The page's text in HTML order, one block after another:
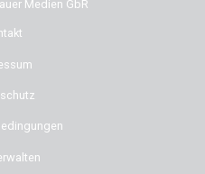
Medien GbR